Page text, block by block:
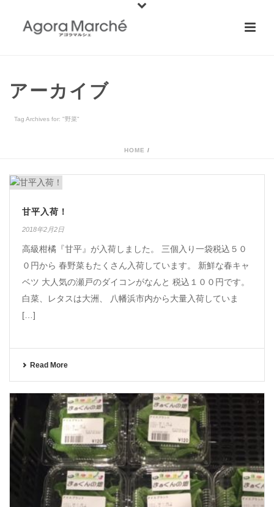
アーカイブ
Tag Archives for: "野菜"
HOME /
甘平入荷！
2018年2月2日
高級柑橘『甘平』が入荷しました。 三個入り一袋税込５０
０円から 春野菜もたくさん入荷しています。 新鮮な春キャ
ベツ 大人気の瀬戸のダイコンがなんと 税込１００円です。
白菜、レタスは大洲、 八幡浜市内から大量入荷していま
[…]
Read More